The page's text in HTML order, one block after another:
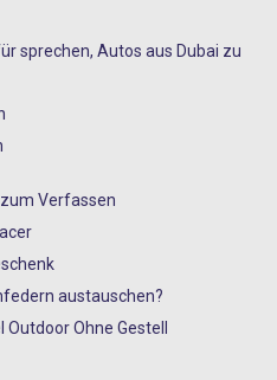
sprechen, Autos aus Dubai zu
Verfassen
austauschen?
Outdoor Ohne Gestell